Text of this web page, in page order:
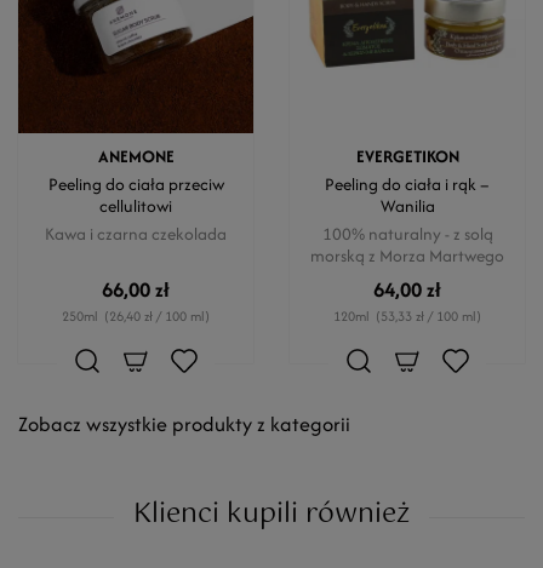
ANEMONE
Peeling do ciała przeciw
cellulitowi
Kawa i czarna czekolada
66,00 zł
250ml (26,40 zł / 100 ml)
EVERGETIKON
Peeling do ciała i rąk –
Wanilia
100% naturalny - z solą
morską z Morza Martwego
64,00 zł
120ml (53,33 zł / 100 ml)
Zobacz wszystkie produkty z kategorii
Klienci kupili również